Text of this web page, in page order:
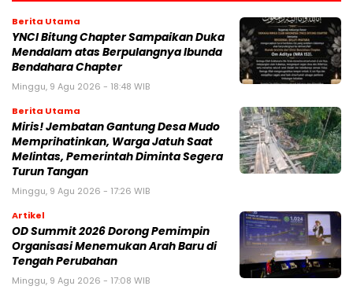
Berita Utama
YNCI Bitung Chapter Sampaikan Duka
Mendalam atas Berpulangnya Ibunda
Bendahara Chapter
Minggu, 9 Agu 2026 - 18:48 WIB
Berita Utama
Miris! Jembatan Gantung Desa Mudo
Memprihatinkan, Warga Jatuh Saat
Melintas, Pemerintah Diminta Segera
Turun Tangan
Minggu, 9 Agu 2026 - 17:26 WIB
Artikel
OD Summit 2026 Dorong Pemimpin
Organisasi Menemukan Arah Baru di
Tengah Perubahan
Minggu, 9 Agu 2026 - 17:08 WIB